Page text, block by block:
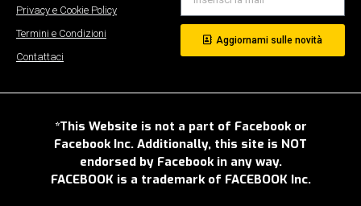
Privacy e Cookie Policy
Termini e Condizioni
Contattaci
Aggiornami sulle novità
*This Website is not a part of Facebook or
Facebook Inc. Additionally, this site is NOT
endorsed by Facebook in any way.
FACEBOOK is a trademark of FACEBOOK Inc.